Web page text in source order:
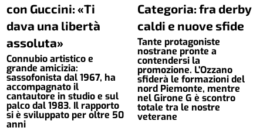
con Guccini: «Ti
dava una libertà
assoluta»
Connubio artistico e
grande amicizia:
sassofonista dal 1967, ha
accompagnato il
cantautore in studio e sul
palco dal 1983. Il rapporto
si è sviluppato per oltre 50
anni
Categoria: fra derby
caldi e nuove sfide
Tante protagoniste
nostrane pronte a
contendersi la
promozione. L'Ozzano
sfiderà le formazioni del
nord Piemonte, mentre
nel Girone G è scontro
totale tra le nostre
veterane